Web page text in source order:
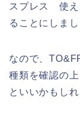
スプレス 使え
ることにしまし
なので、
種類を確認の
といいかもしれ